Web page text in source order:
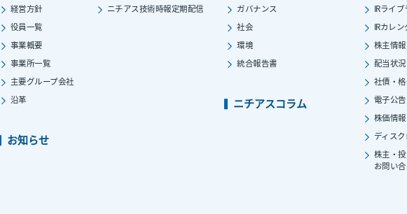
経営方針
役員一覧
事業概要
事業所一覧
主要グループ会社
沿革
お知らせ
ニチアス技術時報定期配信
ガバナンス
社会
環境
統合報告書
ニチアスコラム
IRライブ
IRカレ
株主情報
配当状況
社債・
電子公告
株価情報
ディス
株主・
お問い